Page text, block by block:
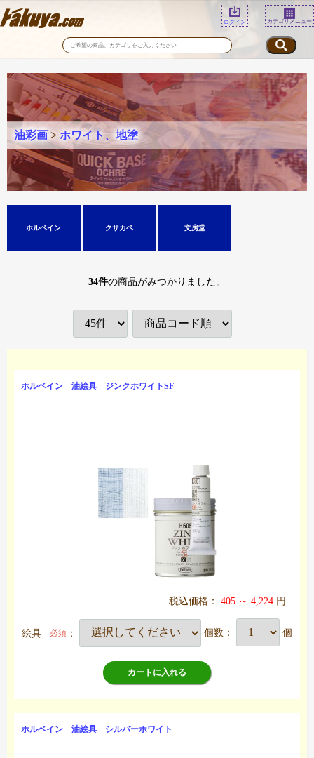
ログイン カテゴリメニュー
油彩画 > ホワイト、地塗
ホルベイン クサカベ 文房堂
34件の商品がみつかりました。
ホルベイン 油絵具 ジンクホワイトSF
税込価格： 405 ～ 4,224 円
絵具 必須 ： 個数： 個
カートに入れる
ホルベイン 油絵具 シルバーホワイト